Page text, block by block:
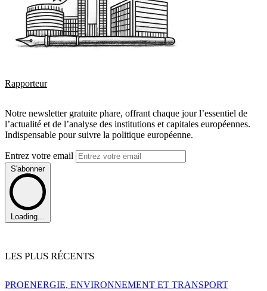
Rapporteur
Notre newsletter gratuite phare, offrant chaque jour l’essentiel de
l’actualité et de l’analyse des institutions et capitales européennes.
Indispensable pour suivre la politique européenne.
Entrez votre email
S'abonner
Loading...
LES PLUS RÉCENTS
PROENERGIE, ENVIRONNEMENT ET TRANSPORT